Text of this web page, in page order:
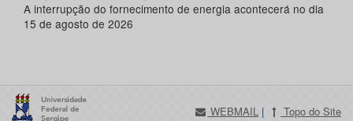
A interrupção do fornecimento de energia acontecerá no dia
15 de agosto de 2026
WEBMAIL | Topo do Site